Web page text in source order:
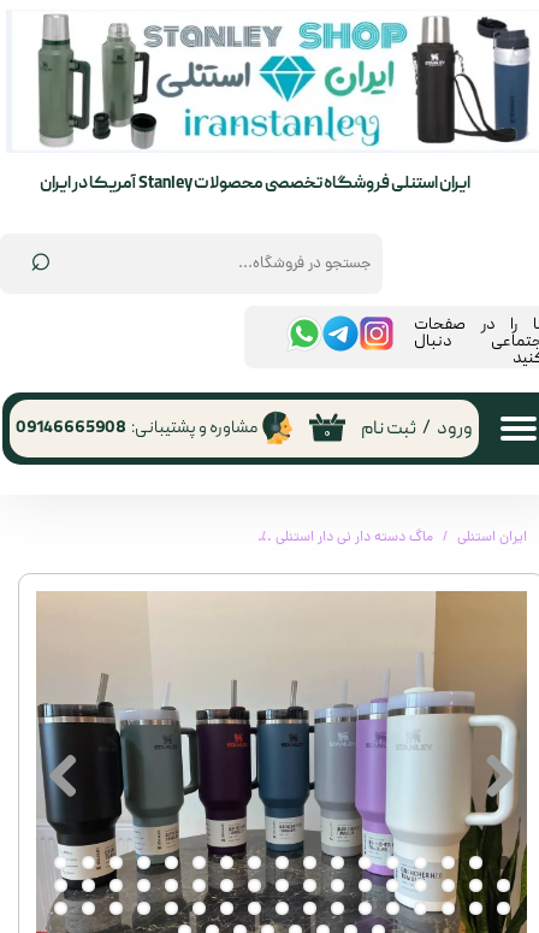
⌕
ایران استنلی فروشگاه تخصصی محصولات Stanley آمریکا در ایران
۰ ورود / ثبت نام
حساب کاربری من
تغییر گذر واژه
مشاوره و پشتیبانی: 09146665908
را در صفحات
دنبال
ایران استنلی ماگ دسته دار نی دار استنلی